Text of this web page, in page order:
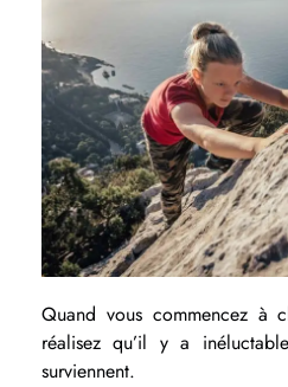
Quand vous commencez à
réalisez qu’il y a
surviennent.